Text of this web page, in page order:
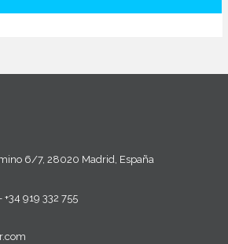
6/7, 28020 Madrid, España
+34 919 332 755